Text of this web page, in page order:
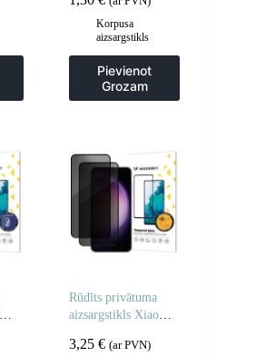
Edge pilnai kamerai
Korpusa
aizsargstikls
Pievienot
Grozam
Rūdīts privātuma
aizsargstikls Xiaomi
Note 14 4G
3,25€ (ar PVN)